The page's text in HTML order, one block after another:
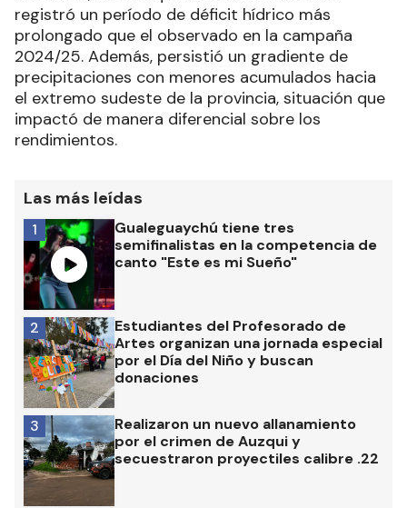
registró un período de déficit hídrico más
prolongado que el observado en la campaña
2024/25. Además, persistió un gradiente de
precipitaciones con menores acumulados hacia
el extremo sudeste de la provincia, situación que
impactó de manera diferencial sobre los
rendimientos.
Las más leídas
Gualeguaychú tiene tres
semifinalistas en la competencia de
canto "Este es mi Sueño"
1
Estudiantes del Profesorado de
Artes organizan una jornada especial
por el Día del Niño y buscan
donaciones
2
Realizaron un nuevo allanamiento
por el crimen de Auzqui y
secuestraron proyectiles calibre .22
3